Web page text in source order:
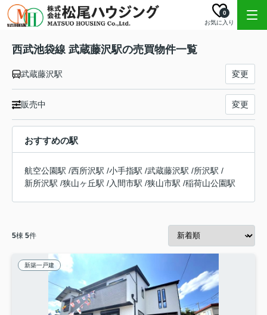
お気に入り
0
西武池袋線 武蔵藤沢駅の売買物件一覧
武蔵藤沢駅 変更
販売中 変更
おすすめの駅
航空公園駅 /西所沢駅 /小手指駅 /武蔵藤沢駅 /所沢駅 /
新所沢駅 /狭山ヶ丘駅 /入間市駅 /狭山市駅 /稲荷山公園駅
5棟 5件
新築一戸建